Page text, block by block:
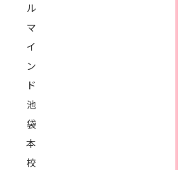
ル
マ
イ
ン
ド
池
袋
本
校